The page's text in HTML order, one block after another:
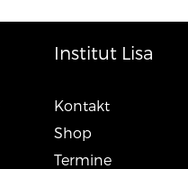
Institut Lisa
Kontakt
Shop
Termine